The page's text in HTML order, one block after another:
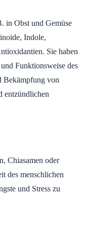
in Obst und Gemüse
Indole,
Sie haben
Funktionsweise des
Bekämpfung von
entzündlichen
Chiasamen oder
des menschlichen
und Stress zu